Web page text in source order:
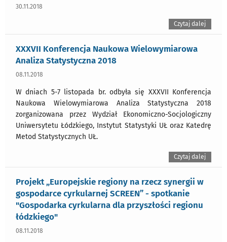
30.11.2018
Czytaj dalej
XXXVII Konferencja Naukowa Wielowymiarowa
Analiza Statystyczna 2018
08.11.2018
W dniach 5-7 listopada br. odbyła się XXXVII Konferencja
Naukowa Wielowymiarowa Analiza Statystyczna 2018
zorganizowana przez Wydział Ekonomiczno-Socjologiczny
Uniwersytetu Łódzkiego, Instytut Statystyki UŁ oraz Katedrę
Metod Statystycznych UŁ.
Czytaj dalej
Projekt „Europejskie regiony na rzecz synergii w
gospodarce cyrkularnej SCREEN” - spotkanie
"Gospodarka cyrkularna dla przyszłości regionu
łódzkiego"
08.11.2018